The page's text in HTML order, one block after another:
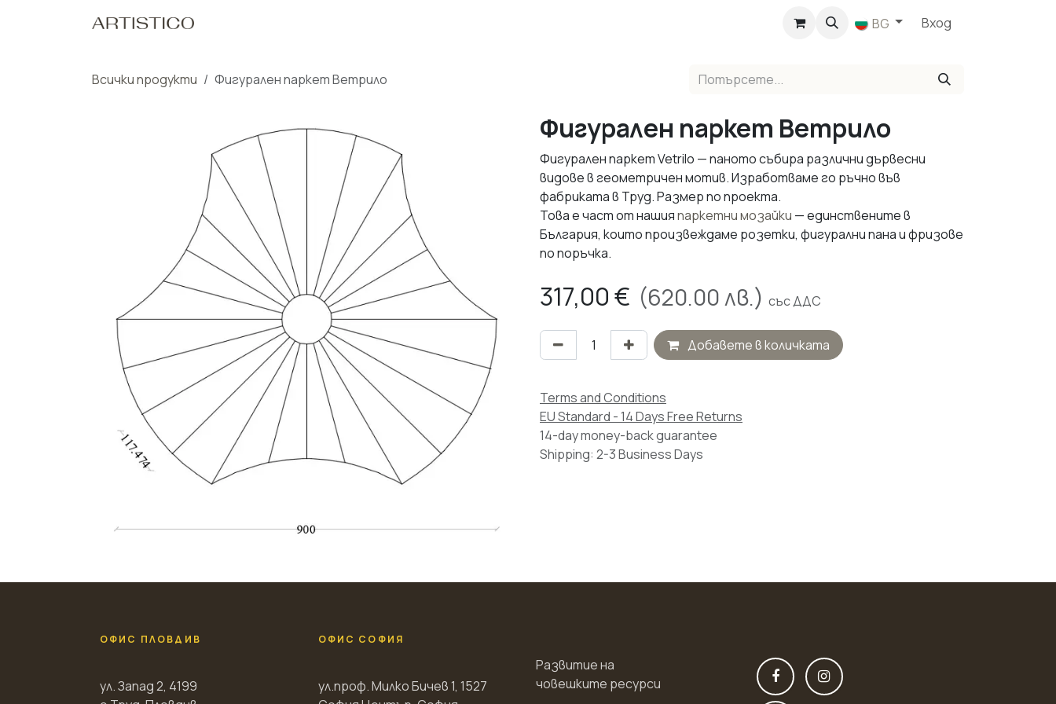
BG Вход
Всички продукти Фигурален паркет Ветрило
Фигурален паркет Ветрило
Фигурален паркет Vetrilo — паното събира различни дървесни
видове в геометричен мотив. Изработваме го ръчно във
фабриката в Труд. Размер по проекта.
Това е част от нашияпаркетни мозайки — единствените в
България, които произвеждаме розетки, фигурални пана и фризове
по поръчка.
317,00€ (620.00лв.) със ДДС
Добавете в количката
Terms and Conditions
EU Standard - 14 Days Free Returns
14-day money-back guarantee
Shipping: 2-3 Business Days
ОФИС ПЛОВДИВ
ул. Запад 2, 4199
ОФИС СОФИЯ
ул.проф. Милко Бичев 1, 1527
Развитие на
човешките ресурси